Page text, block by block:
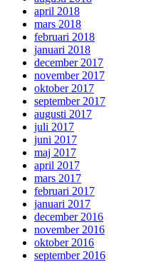
april 2018
mars 2018
februari 2018
januari 2018
december 2017
november 2017
oktober 2017
september 2017
augusti 2017
juli 2017
juni 2017
maj 2017
april 2017
mars 2017
februari 2017
januari 2017
december 2016
november 2016
oktober 2016
september 2016